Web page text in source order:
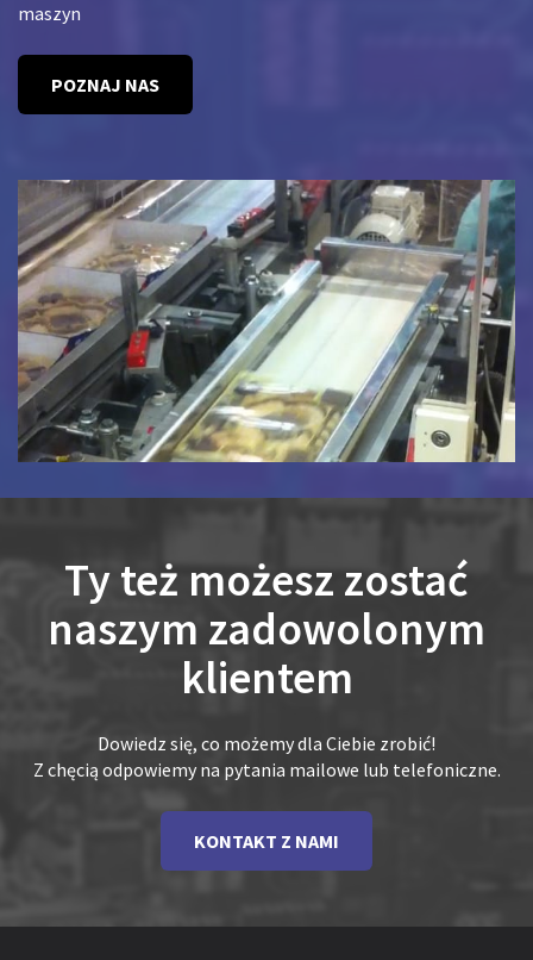
maszyn
POZNAJ NAS
Ty też możesz zostać
naszym zadowolonym
klientem
Dowiedz się, co możemy dla Ciebie zrobić!
Z chęcią odpowiemy na pytania mailowe lub telefoniczne.
KONTAKT Z NAMI